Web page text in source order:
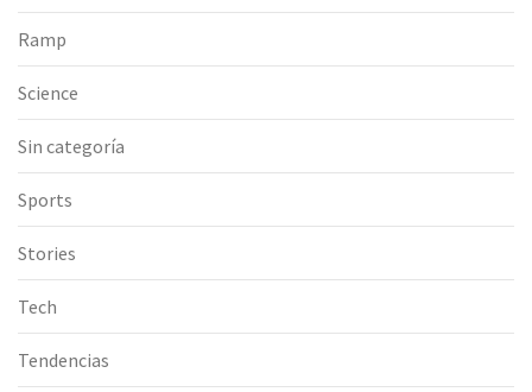
Ramp
Science
Sin categoría
Sports
Stories
Tech
Tendencias